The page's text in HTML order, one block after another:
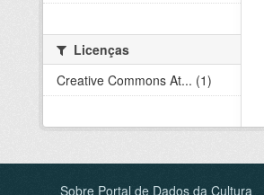
Licenças
Creative Commons At... (1)
Sobre Portal de Dados da Cultura